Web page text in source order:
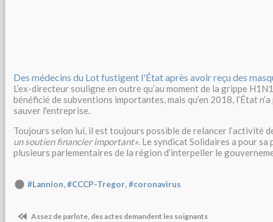
Des médecins du Lot fustigent l'État après avoir reçu des
L’ex-directeur souligne en outre qu’au moment de la grippe
bénéficié de subventions importantes, mais qu’en 2018, l’État
sauver l'entreprise.
Toujours selon lui, il est toujours possible de relancer l’activité
un soutien financier important». Le syndicat Solidaires a pour sa
plusieurs parlementaires de la région d’interpeller le
#Lannion,#CCCP-Tregor,#coronavirus
Assez de parlote, des actes demandent les soignants